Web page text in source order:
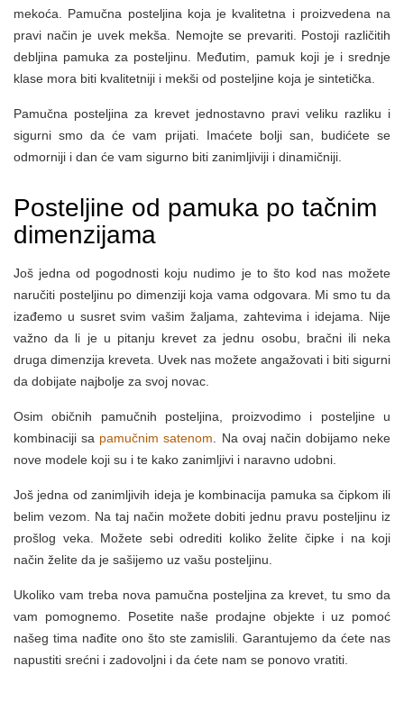
mekoća. Pamučna posteljina koja je kvalitetna i proizvedena na
pravi način je uvek mekša. Nemojte se prevariti. Postoji različitih
debljina pamuka za posteljinu. Međutim, pamuk koji je i srednje
klase mora biti kvalitetniji i mekši od posteljine koja je sintetička.
Pamučna posteljina za krevet jednostavno pravi veliku razliku i
sigurni smo da će vam prijati. Imaćete bolji san, budićete se
odmorniji i dan će vam sigurno biti zanimljiviji i dinamičniji.
Posteljine od pamuka po tačnim
dimenzijama
Još jedna od pogodnosti koju nudimo je to što kod nas možete
naručiti posteljinu po dimenziji koja vama odgovara. Mi smo tu da
izađemo u susret svim vašim žaljama, zahtevima i idejama. Nije
važno da li je u pitanju krevet za jednu osobu, bračni ili neka
druga dimenzija kreveta. Uvek nas možete angažovati i biti sigurni
da dobijate najbolje za svoj novac.
Osim običnih pamučnih posteljina, proizvodimo i posteljine u
kombinaciji sa pamučnim satenom . Na ovaj način dobijamo neke
nove modele koji su i te kako zanimljivi i naravno udobni.
Još jedna od zanimljivih ideja je kombinacija pamuka sa čipkom ili
belim vezom. Na taj način možete dobiti jednu pravu posteljinu iz
prošlog veka. Možete sebi odrediti koliko želite čipke i na koji
način želite da je sašijemo uz vašu posteljinu.
Ukoliko vam treba nova pamučna posteljina za krevet, tu smo da
vam pomognemo. Posetite naše prodajne objekte i uz pomoć
našeg tima nađite ono što ste zamislili. Garantujemo da ćete nas
napustiti srećni i zadovoljni i da ćete nam se ponovo vratiti.